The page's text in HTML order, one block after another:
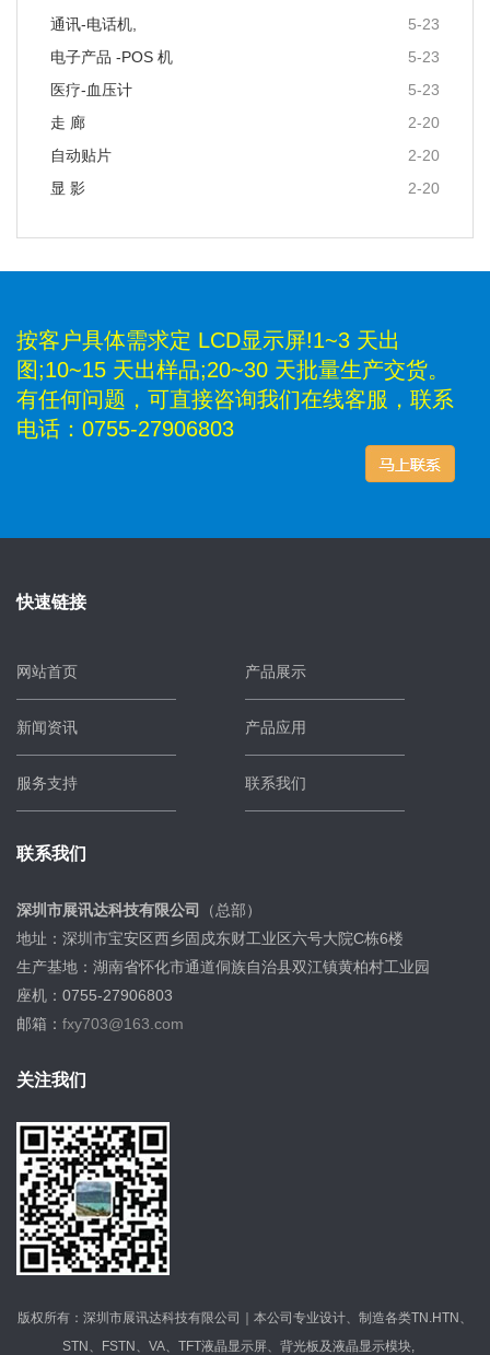
5-23
通讯-电话机,
5-23
电子产品 -POS 机
5-23
医疗-血压计
2-20
走 廊
2-20
自动贴片
2-20
显 影
按客户具体需求定 LCD显示屏!1~3 天出
图;10~15 天出样品;20~30 天批量生产交货。
有任何问题，可直接咨询我们在线客服，联系
电话：0755-27906803
快速链接
网站首页 产品展示
新闻资讯 产品应用
服务支持 联系我们
联系我们
深圳市展讯达科技有限公司
（总部）
地址：深圳市宝安区西乡固戍东财工业区六号大院C栋6楼
生产基地：湖南省怀化市通道侗族自治县双江镇黄柏村工业园
座机：0755-27906803
邮箱： fxy703@163.com
关注我们
版权所有：深圳市展讯达科技有限公司｜本公司专业设计、制造各类TN.HTN、
STN、FSTN、VA、TFT液晶显示屏、背光板及液晶显示模块,